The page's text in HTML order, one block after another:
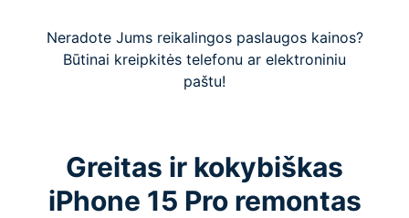
Neradote Jums reikalingos paslaugos kainos?
Būtinai kreipkitės telefonu ar elektroniniu
paštu!
Greitas ir kokybiškas
iPhone 15 Pro remontas